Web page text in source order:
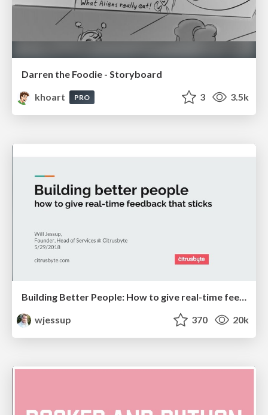
Darren the Foodie - Storyboard
khoart
PRO 3 3.5k
Building Better People: How to give real-time feedback that sticks.
wjessup
370 20k